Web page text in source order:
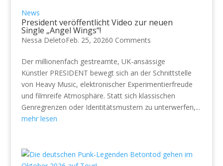
News
President veröffentlicht Video zur neuen
Single „Angel Wings“!
Nessa DeletoFeb. 25, 20260 Comments
Der millionenfach gestreamte, UK-ansässige
Künstler PRESIDENT bewegt sich an der Schnittstelle
von Heavy Music, elektronischer Experimentierfreude
und filmreife Atmosphäre. Statt sich klassischen
Genregrenzen oder Identitätsmustern zu unterwerfen,...
mehr lesen